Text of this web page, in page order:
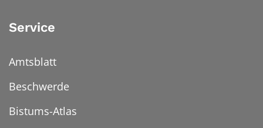
Service
Amtsblatt
Beschwerde
Bistums-Atlas